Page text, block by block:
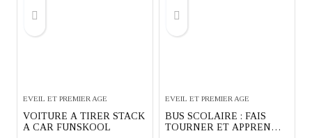
EVEIL ET PREMIER AGE
VOITURE A TIRER STACK
A CAR FUNSKOOL
EVEIL ET PREMIER AGE
BUS SCOLAIRE : FAIS
TOURNER ET APPRENDS